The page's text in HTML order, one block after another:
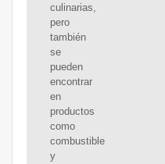
culinarias,
pero
también
se
pueden
encontrar
en
productos
como
combustible
y